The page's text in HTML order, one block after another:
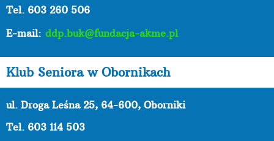
Tel. 603 260 506
E-mail: ddp.buk@fundacja-akme.pl
Klub Seniora w Obornikach
ul. Droga Leśna 25, 64-600, Oborniki
Tel. 603 114 503